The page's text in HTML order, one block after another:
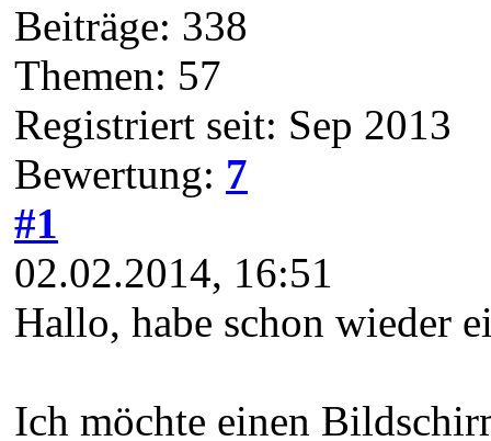
Beiträge: 338
Themen: 57
Registriert seit: Sep 2013
Bewertung: 7
#1
02.02.2014, 16:51
Hallo, habe schon wieder
Ich möchte einen